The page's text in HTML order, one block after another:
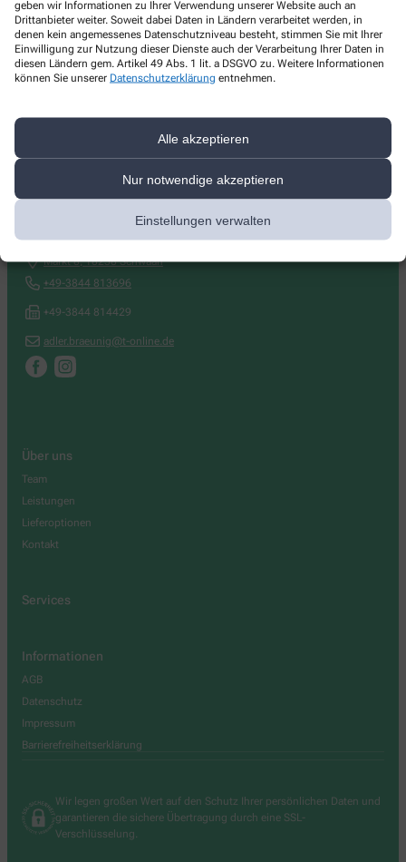
geben wir Informationen zu Ihrer Verwendung unserer Website auch an
Drittanbieter weiter. Soweit dabei Daten in Ländern verarbeitet werden, in
denen kein angemessenes Datenschutzniveau besteht, stimmen Sie mit Ihrer
Einwilligung zur Nutzung dieser Dienste auch der Verarbeitung Ihrer Daten in
diesen Ländern gem. Artikel 49 Abs. 1 lit. a DSGVO zu. Weitere Informationen
können Sie unserer Datenschutzerklärung entnehmen.
Alle akzeptieren
Nur notwendige akzeptieren
Einstellungen verwalten
31.12.2026. Mindestbestellwert: 50,00 €. Gültig auf das
gesamte Sortiment, ausgeschlossen rezeptpflichtige Produkte.
Adler-Apotheke
Markt 8,18258 Schwaan
+49-3844 813696
+49-3844 814429
adler.braeunig@t-online.de
Über uns
Team
Leistungen
Lieferoptionen
Kontakt
Services
Informationen
AGB
Datenschutz
Impressum
Barrierefreiheitserklärung
Wir legen großen Wert auf den Schutz Ihrer persönlichen Daten und
garantieren die sichere Übertragung durch eine SSL-
Verschlüsselung.